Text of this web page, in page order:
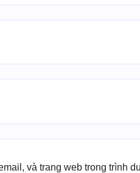
và trang web trong trình